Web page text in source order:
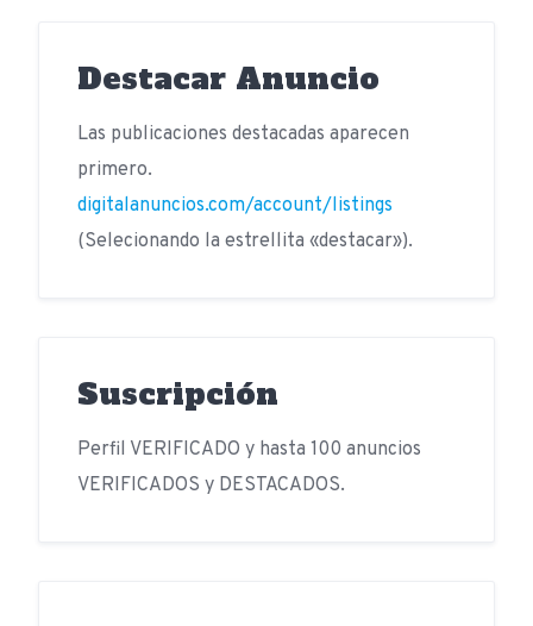
Destacar Anuncio
Las publicaciones destacadas aparecen
primero.
digitalanuncios.com/account/listings
(Selecionando la estrellita «destacar»).
Suscripción
Perfil VERIFICADO y hasta 100 anuncios
VERIFICADOS y DESTACADOS.